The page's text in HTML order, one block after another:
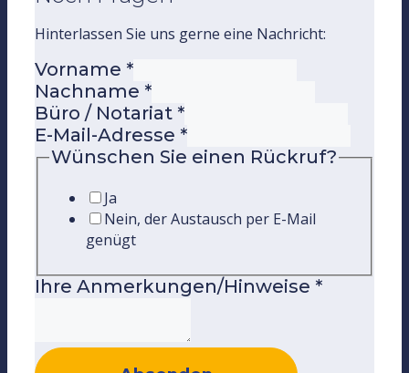
Hinterlassen Sie uns gerne eine Nachricht:
Vorname *
Nachname *
Büro / Notariat *
E-Mail-Adresse *
Wünschen Sie einen Rückruf?
Ja
Nein, der Austausch per E-Mail
genügt
Ihre Anmerkungen/Hinweise *